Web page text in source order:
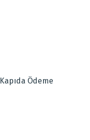
Kapıda Ödeme